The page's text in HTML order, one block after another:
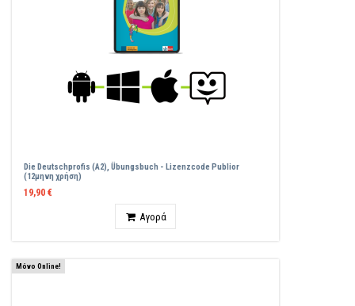
Die Deutschprofis (A2), Übungsbuch - Lizenzcode Publior
(12μηνη χρήση)
19,90 €
Αγορά
Μόνο Online!